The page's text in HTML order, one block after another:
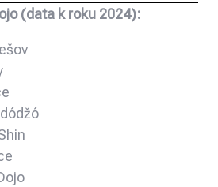
(data k roku 2024):